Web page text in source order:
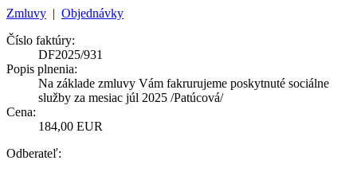
Zmluvy | Objednávky
Číslo faktúry:
DF2025/931
Popis plnenia:
Na základe zmluvy Vám fakrurujeme poskytnuté sociálne
služby za mesiac júl 2025 /Patúcová/
Cena:
184,00 EUR
Odberateľ: